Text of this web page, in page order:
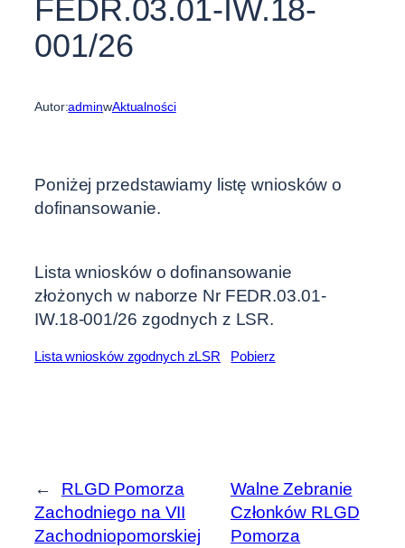
FEDR.03.01-IW.18-
001/26
Autor:adminwAktualności
Poniżej przedstawiamy listę wniosków o
dofinansowanie.
Lista wniosków o dofinansowanie
złożonych w naborze Nr FEDR.03.01-
IW.18-001/26 zgodnych z LSR.
Lista wniosków zgodnych zLSR Pobierz
←
RLGD Pomorza
Zachodniego na VII
Zachodniopomorskiej
Walne Zebranie
Członków RLGD
Pomorza